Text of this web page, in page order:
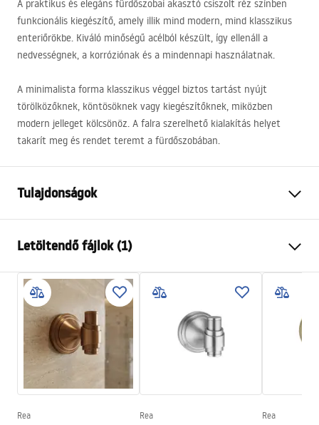
A praktikus és elegáns fürdőszobai akasztó csiszolt réz színben
funkcionális kiegészítő, amely illik mind modern, mind klasszikus
enteriőrökbe. Kiváló minőségű acélból készült, így ellenáll a
nedvességnek, a korróziónak és a mindennapi használatnak.
A minimalista forma klasszikus véggel biztos tartást nyújt
törölközőknek, köntösöknek vagy kiegészítőknek, miközben
modern jelleget kölcsönöz. A falra szerelhető kialakítás helyet
takarít meg és rendet teremt a fürdőszobában.
Tulajdonságok
Anyag
Felszerelés
Csavarozható
Szélesség
60
Magasság
60mm
Mélység
80mm
Garancia
Letöltendő fájlok (1)
Garanciális feltételek
Warranty_Terms_and_Conditions_Accessories_-_24.pdf
Rea Rea Rea